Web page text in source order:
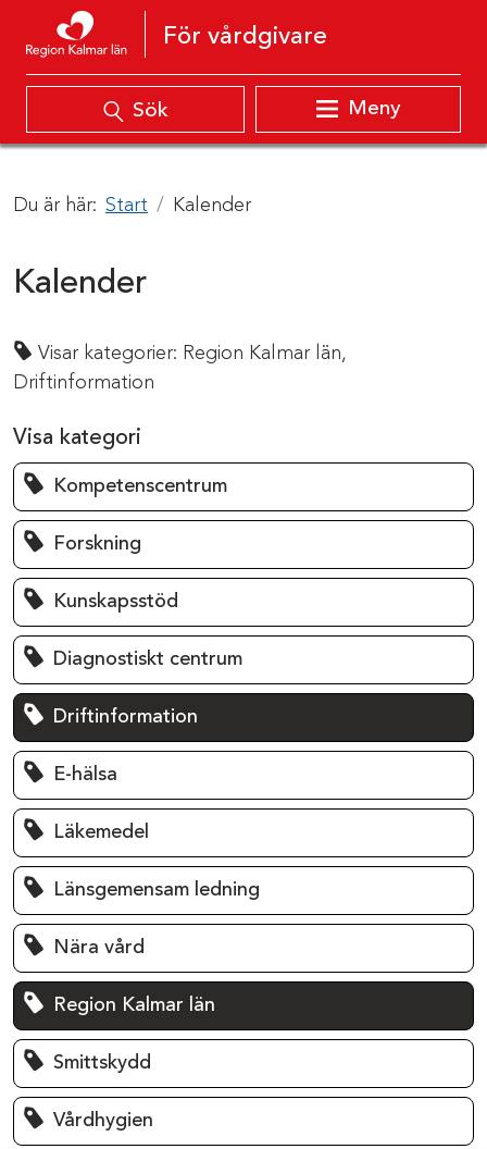
Hoppa till innehåll
För vårdgivare
Sök Meny
Du är här: Start Kalender
Kalender
Visar kategorier: Region Kalmar län,
Driftinformation
Visa kategori
Kompetenscentrum
Forskning
Kunskapsstöd
Diagnostiskt centrum
Driftinformation
E-hälsa
Läkemedel
Länsgemensam ledning
Nära vård
Region Kalmar län
Smittskydd
Vårdhygien